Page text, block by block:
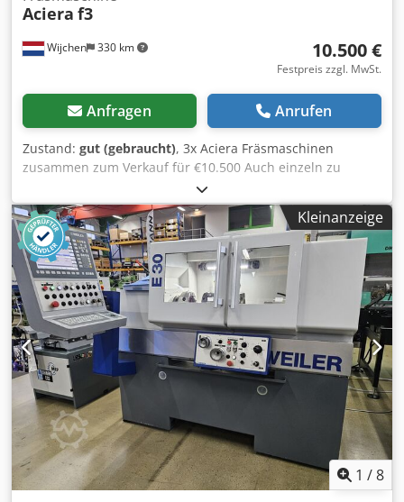
Wijchen 330 km
Aciera f3
10.500 €
Festpreis zzgl. MwSt.
Anfragen Anrufen
Zustand: gut (gebraucht), 3x Aciera Fräsmaschinen
zusammen zum Verkauf für €10.500 Auch einzeln zu
verkaufen Bild 1 frequenzgeregelt €4.950,- Bild 2 €3.950,-
Bild 3 €3.450,- Allgemeine Informationen Aciera F3
Fräsmaschine. Automatischer Längsvorschub (X-Achse).
Automatischer Vorschub Z-Achse (Bild 1 und 2) Aufnahme
W20 Starkstrom 400V Achsenverfahrwege X-Achse: 300 mm
Y-Achse: 300 mm Z-Achse: 135 mm Digitale
Positionsanzeige auf allen Achsen (Bild 1 und 2) Crsdpoyl
Rwvefx Amusf
Kleinanzeige
1 /8